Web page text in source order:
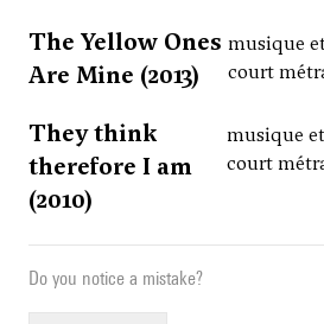
The Yellow Ones
Are Mine (2013)
musique
court
They think
therefore I am
(2010)
musique
court
Do you notice a mistake?